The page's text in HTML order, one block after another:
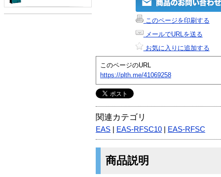
このページを印刷する
メールでURLを送る
お気に入りに追加する
このページのURL
https://plth.me/41069258
関連カテゴリ
EAS EAS-RFSC10 EAS-RFSC
商品説明